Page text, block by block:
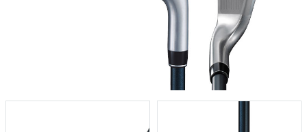
このシャープな切れ味と安定感で、あなたのアイアンショットを確